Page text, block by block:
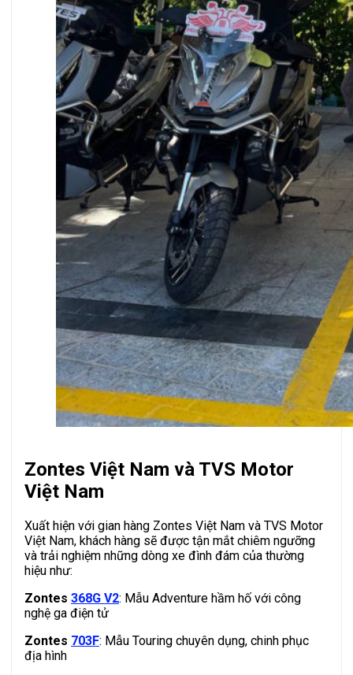
Zontes Việt Nam và TVS Motor
Việt Nam
Xuất hiện với gian hàng Zontes Việt Nam và TVS Motor
Việt Nam, khách hàng sẽ được tận mắt chiêm ngưỡng
và trải nghiệm những dòng xe đình đám của thường
hiệu như:
Zontes 368G V2: Mẫu Adventure hầm hố với công
nghệ ga điện tử
Zontes 703F: Mẫu Touring chuyên dụng, chinh phục
địa hình